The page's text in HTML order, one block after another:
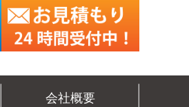
会社概要